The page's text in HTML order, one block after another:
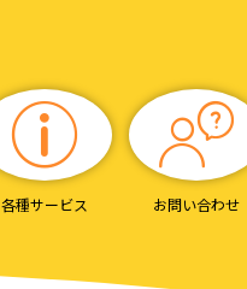
各種サービス お問い合わせ